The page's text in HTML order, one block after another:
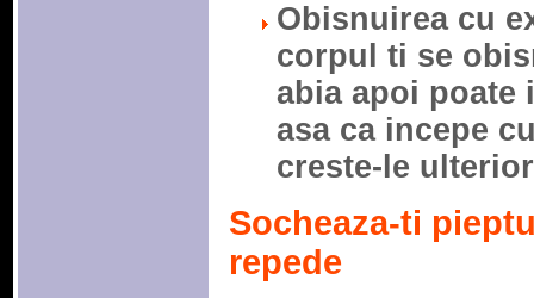
Obisnuirea cu
corpul ti se
abia apoi poate
asa ca incepe
creste-le
Socheaza-ti
repede